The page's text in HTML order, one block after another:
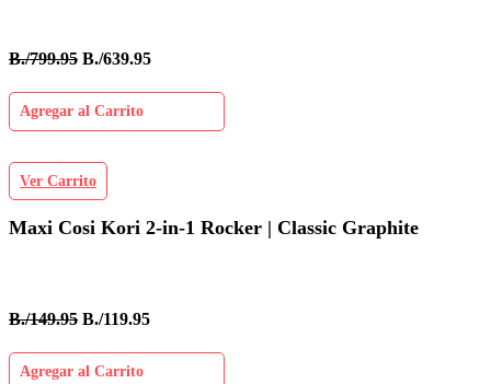
B./799.95 B./639.95
Agregar al Carrito
Ver Carrito
Maxi Cosi Kori 2-in-1 Rocker | Classic Graphite
B./149.95 B./119.95
Agregar al Carrito